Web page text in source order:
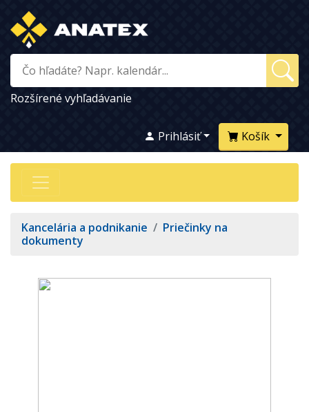
Rozšírené vyhľadávanie
Košík
Prihlásiť
Kancelária a podnikanie / Priečinky na
dokumenty